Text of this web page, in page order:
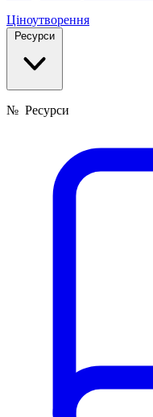
Ціноутворення
Ресурси
№ Ресурси